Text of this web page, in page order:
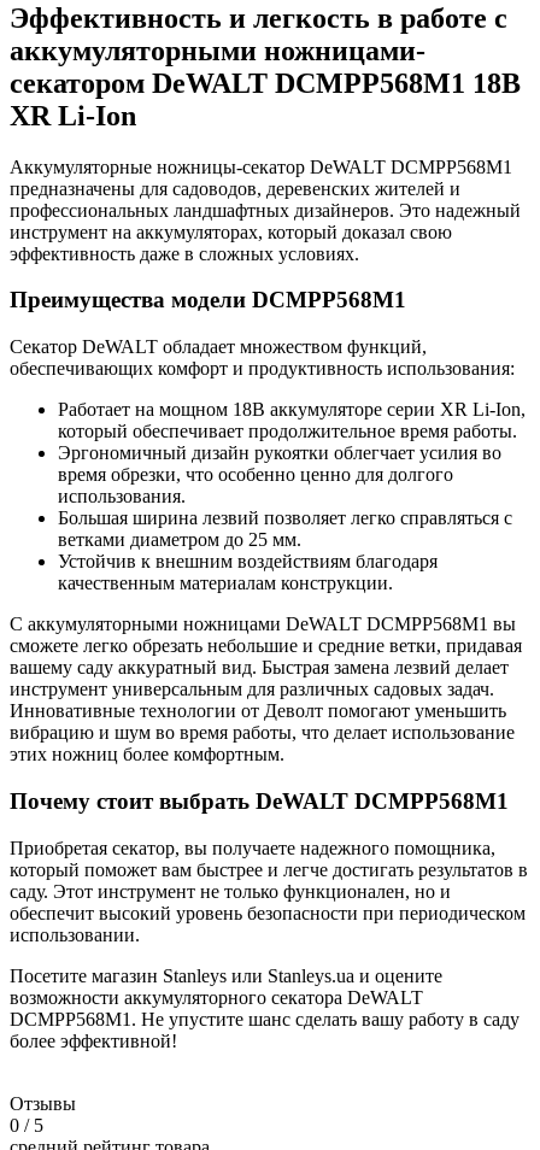
Эффективность и легкость в работе с
аккумуляторными ножницами-
секатором DeWALT DCMPP568M1 18В
XR Li-Ion
Аккумуляторные ножницы-секатор DeWALT DCMPP568M1
предназначены для садоводов, деревенских жителей и
профессиональных ландшафтных дизайнеров. Это надежный
инструмент на аккумуляторах, который доказал свою
эффективность даже в сложных условиях.
Преимущества модели DCMPP568M1
Секатор DeWALT обладает множеством функций,
обеспечивающих комфорт и продуктивность использования:
Работает на мощном 18В аккумуляторе серии XR Li-Ion,
который обеспечивает продолжительное время работы.
Эргономичный дизайн рукоятки облегчает усилия во
время обрезки, что особенно ценно для долгого
использования.
Большая ширина лезвий позволяет легко справляться с
ветками диаметром до 25 мм.
Устойчив к внешним воздействиям благодаря
качественным материалам конструкции.
С аккумуляторными ножницами DeWALT DCMPP568M1 вы
сможете легко обрезать небольшие и средние ветки, придавая
вашему саду аккуратный вид. Быстрая замена лезвий делает
инструмент универсальным для различных садовых задач.
Инновативные технологии от Деволт помогают уменьшить
вибрацию и шум во время работы, что делает использование
этих ножниц более комфортным.
Почему стоит выбрать DeWALT DCMPP568M1
Приобретая секатор, вы получаете надежного помощника,
который поможет вам быстрее и легче достигать результатов в
саду. Этот инструмент не только функционален, но и
обеспечит высокий уровень безопасности при периодическом
использовании.
Посетите магазин Stanleys или Stanleys.ua и оцените
возможности аккумуляторного секатора DeWALT
DCMPP568M1. Не упустите шанс сделать вашу работу в саду
более эффективной!
Отзывы
0 / 5